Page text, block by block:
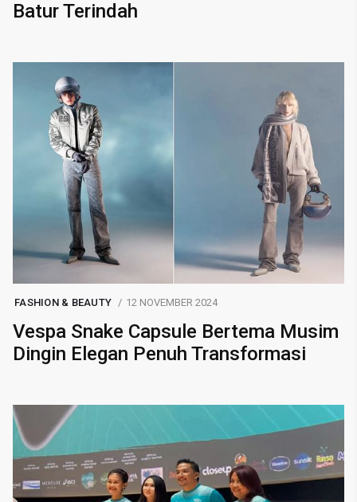
Batur Terindah
FASHION & BEAUTY 12 NOVEMBER 2024
Vespa Snake Capsule Bertema Musim
Dingin Elegan Penuh Transformasi